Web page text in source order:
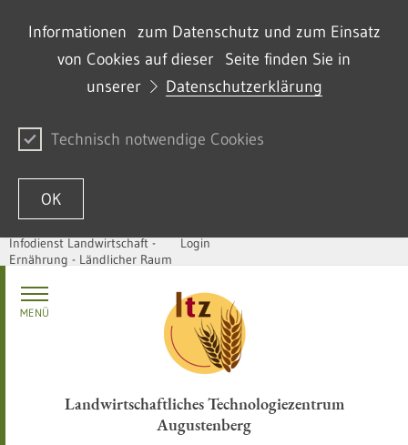
Informationen zum Datenschutz und zum Einsatz
von Cookies auf dieser Seite finden Sie in
unserer
Datenschutzerklärung
Technisch notwendige Cookies
OK
Zum Inhalt springen
Infodienst Landwirtschaft -
Ernährung - Ländlicher Raum
Login
Landwirtschaftliches Technologiezentrum
Augustenberg
MENÜ